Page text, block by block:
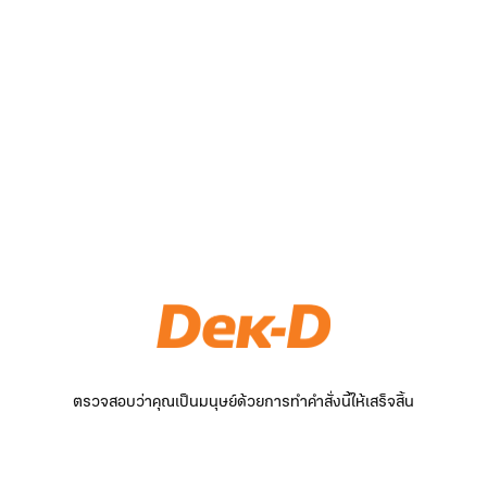
ตรวจสอบว่าคุณเป็นมนุษย์ด้วยการทำคำสั่งนี้ให้เสร็จสิ้น